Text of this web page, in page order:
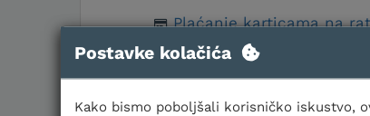
Plaćanje karticama na
U KOŠARICU
Postavke kolačića
Kako bismo poboljšali korisničko iskustvo,